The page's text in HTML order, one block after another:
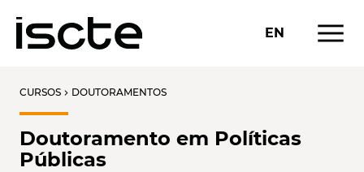
EN menu
CURSOS chevron_right DOUTORAMENTOS
Doutoramento em Políticas
Públicas